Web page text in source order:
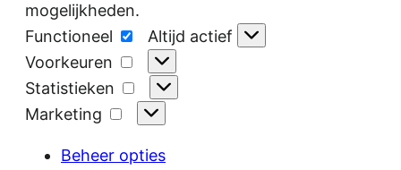
mogelijkheden.
Functioneel
Functioneel
Altijd actief
Voorkeuren
Voorkeuren
Statistieken
Statistieken
Marketing
Marketing
Beheer opties